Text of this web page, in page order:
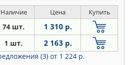
Наличие Цена Купить
74 шт. 1 310 р.
1 шт. 2 163 р.
(3) от 1 224 р.